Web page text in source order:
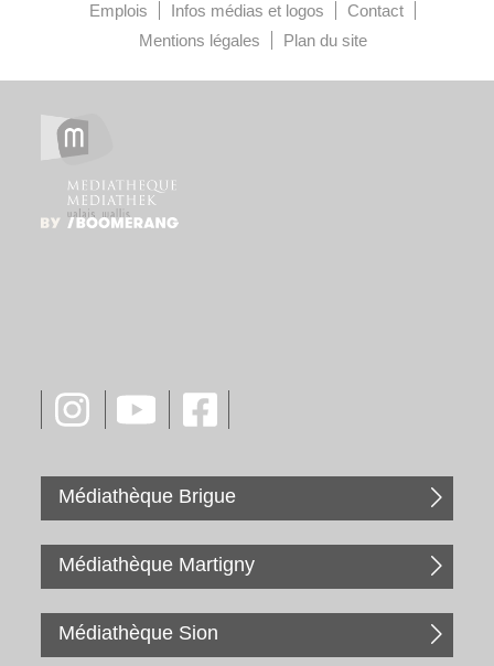
Emplois Infos médias et logos
Contact
Mentions légales
Plan du site
Médiathèque Brigue
Médiathèque Martigny
Médiathèque Sion